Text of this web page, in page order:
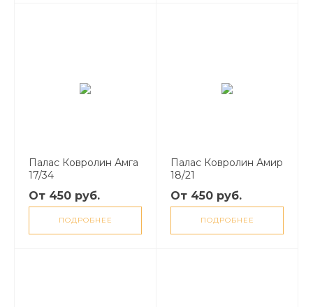
Палас Ковролин Амга
17/34
От 450 руб.
ПОДРОБНЕЕ
Палас Ковролин Амир
18/21
От 450 руб.
ПОДРОБНЕЕ